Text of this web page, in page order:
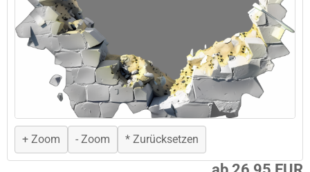
+ Zoom - Zoom * Zurücksetzen